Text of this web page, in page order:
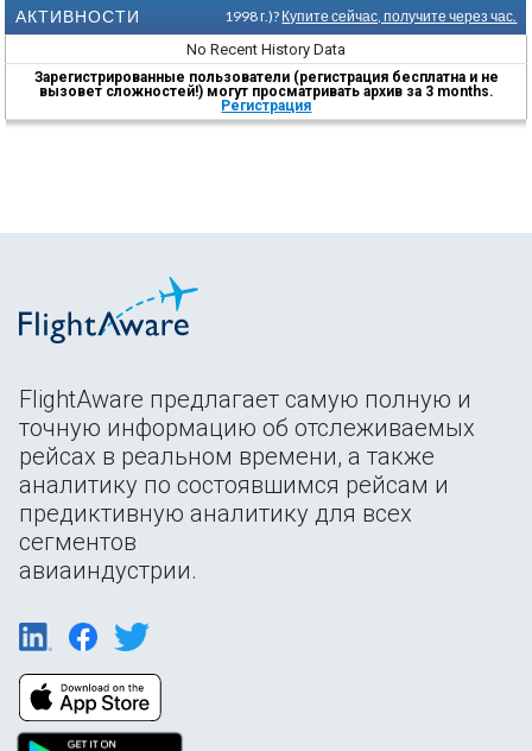
АКТИВНОСТИ
1998 г.)? Купите сейчас, получите через час.
No Recent History Data
Зарегистрированные пользователи (регистрация бесплатна и не
вызовет сложностей!) могут просматривать архив за 3 months.
Регистрация
FlightAware предлагает самую полную и
точную информацию об отслеживаемых
рейсах в реальном времени, а также
аналитику по состоявшимся рейсам и
предиктивную аналитику для всех
сегментов
авиаиндустрии.